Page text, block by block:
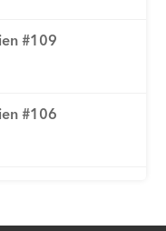
#109
#106